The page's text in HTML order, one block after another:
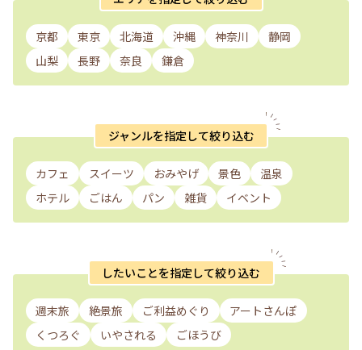
京都 東京 北海道 沖縄 神奈川
静岡
山梨
長野 奈良 鎌倉
ジャンルを指定して絞り込む
カフェ スイーツ おみやげ 景色
温泉
ホテル
ごはん パン 雑貨 イベント
したいことを指定して絞り込む
週末旅 絶景旅 ご利益めぐり
アートさんぽ
くつろぐ
いやされる ごほうび